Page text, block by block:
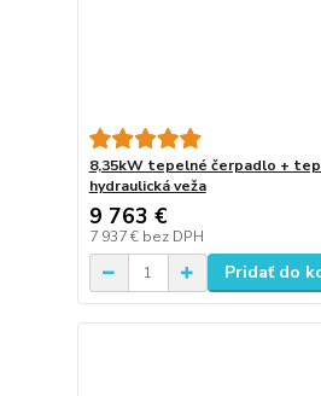
8,35kW tepelné čerpadlo +
hydraulická veža
9 763 €
7 937 € bez DPH
Pridať do